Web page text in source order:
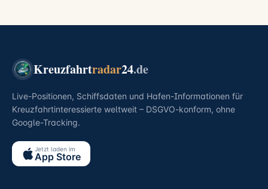
Kreuzfahrtradar24.de
Live-Positionen, Schiffsdaten und Hafen-Informationen für
Kreuzfahrtinteressierte weltweit – DSGVO-konform, ohne
Google-Tracking.
Jetzt laden im
App Store